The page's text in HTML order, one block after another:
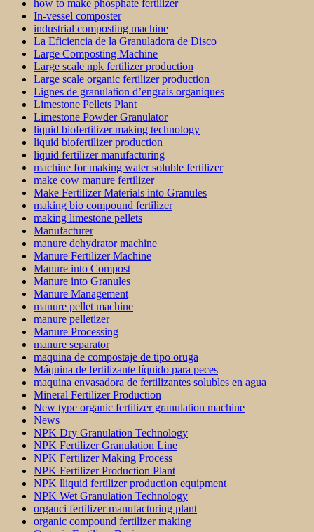
how to make phosphate fertilizer
In-vessel composter
industrial composting machine
La Eficiencia de la Granuladora de Disco
Large Composting Machine
Large scale npk fertilizer production
Large scale organic fertilizer production
Lignes de granulation d’engrais organiques
Limestone Pellets Plant
Limestone Powder Granulator
liquid biofertilizer making technology
liquid biofertilizer production
liquid fertilizer manufacturing
machine for making water soluble fertilizer
make cow manure fertilizer
Make Fertilizer Materials into Granules
making bio compound fertilizer
making limestone pellets
Manufacturer
manure dehydrator machine
Manure Fertilizer Machine
Manure into Compost
Manure into Granules
Manure Management
manure pellet machine
manure pelletizer
Manure Processing
manure separator
maquina de compostaje de tipo oruga
Máquina de fertilizante líquido para peces
maquina envasadora de fertilizantes solubles en agua
Mineral Fertilizer Production
New type organic fertilizer granulation machine
News
NPK Dry Granulation Technology
NPK Fertilizer Granulation Line
NPK Fertilizer Making Process
NPK Fertilizer Production Plant
NPK lliquid fertilizer production equipment
NPK Wet Granulation Technology
organci fertilizer manufacturing plant
organic compound fertilizer making